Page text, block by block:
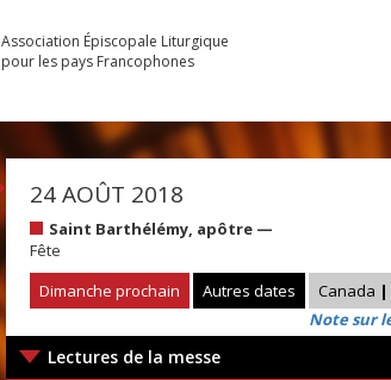
Association Épiscopale Liturgique
pour les pays Francophones
24 AOÛT 2018
Saint Barthélémy, apôtre —
Fête
Dimanche prochain
Autres dates Canada |
Note sur
Lectures de la messe